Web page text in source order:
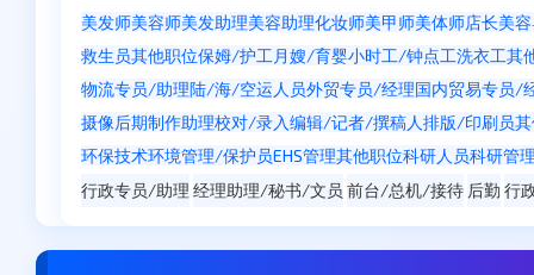
美发师美容师美发助理美容助理化妆师美甲师美体师店长美
救生员其他职位保姆/护工 月嫂/育婴小时工/钟点工洗衣工其
物流专员/助理陆/海/空运人员外贸专员/经理国内贸易专员/
摄像后期制作助理校对/录入编辑/记者/撰稿人排版/印刷员
环保技术环境管理/保护员EHS管理其他职位科研人员科研管
行政专员/助理 经理助理/秘书/文员 前台/总机/接待 后勤 行